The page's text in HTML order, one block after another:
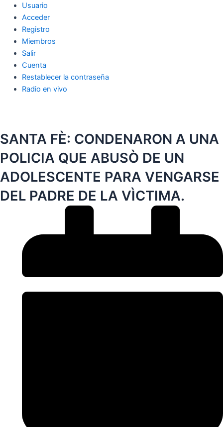
Usuario
Acceder
Registro
Miembros
Salir
Cuenta
Restablecer la contraseña
Radio en vivo
SANTA FÈ: CONDENARON A UNA
POLICIA QUE ABUSÒ DE UN
ADOLESCENTE PARA VENGARSE
DEL PADRE DE LA VÌCTIMA.